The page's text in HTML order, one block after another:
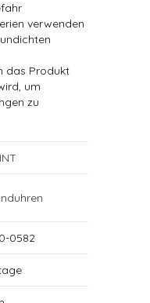
verwenden
das Produkt
um
zu
0582